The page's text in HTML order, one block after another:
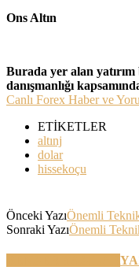
Ons Altın
Burada yer alan
danışmanlığı
Canlı Forex Haber ve
ETİKETLER
altınj
dolar
hissekoçu
Önceki YazıÖnemli
Sonraki YazıÖnemli